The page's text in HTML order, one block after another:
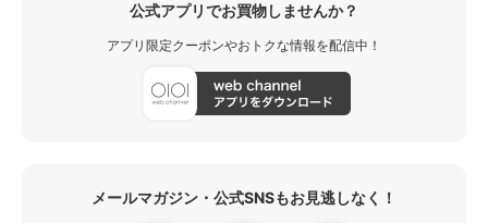
公式アプリでお買物しませんか？
アプリ限定クーポンやおトクな情報を配信中！
メールマガジン・公式SNSもお見逃しなく！